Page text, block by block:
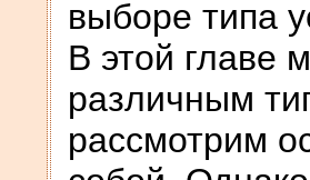
выборе типа
В этой главе
различным
рассмотрим